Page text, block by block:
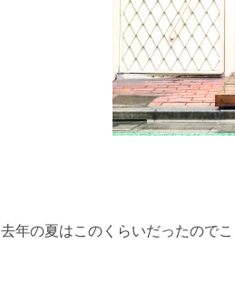
去年の夏はこのくらいだったので